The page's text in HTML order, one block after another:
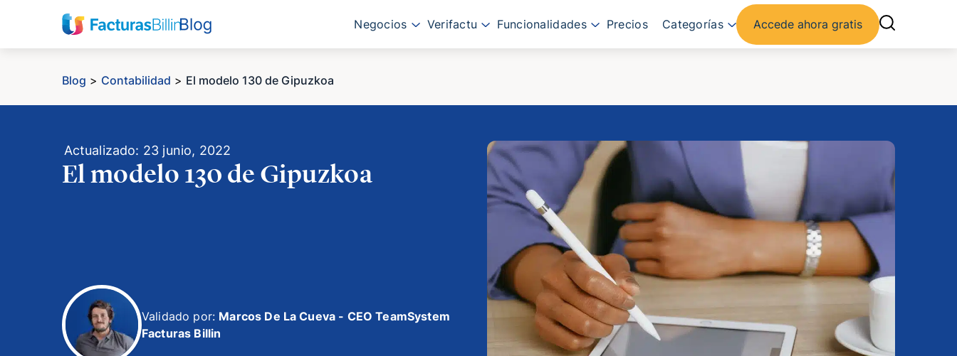
Negocios Verifactu Funcionalidades Precios Categorías Accede ahora gratis
Blog > Contabilidad > El modelo 130 de Gipuzkoa
Actualizado: 23 junio, 2022
El modelo 130 de Gipuzkoa
Validado por: Marcos De La Cueva - CEO TeamSystem
Facturas Billin